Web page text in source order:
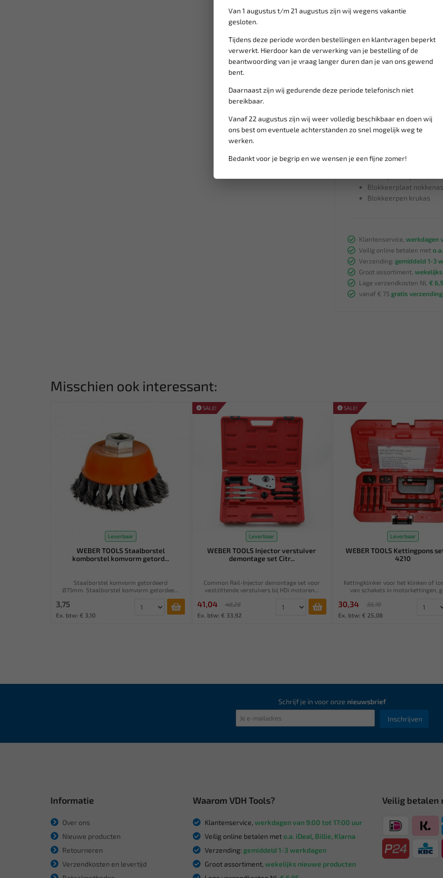
Van 1 augustus t/m 21 augustus zijn wij wegens vakantie
gesloten.
Tijdens deze periode worden bestellingen en klantvragen beperkt
verwerkt. Hierdoor kan de verwerking van je bestelling of de
beantwoording van je vraag langer duren dan je van ons gewend
bent.
Daarnaast zijn wij gedurende deze periode telefonisch niet
bereikbaar.
Vanaf 22 augustus zijn wij weer volledig beschikbaar en doen wij
ons best om eventuele achterstanden zo snel mogelijk weg te
werken.
Bedankt voor je begrip en we wensen je een fijne zomer!
1.4 LUJ - A14NEL
Aveo 1.2
L2Q - A12XEL
1.2 LDC - A12XER
1.4 LDD - A14XEL
Inhoud:
Gereedschap voor
Gereedschap voor
Kettingspannerpen 4
Blokkeerplaat nokkenas
Blokkeerpen krukas
Klantenservice, werkdagen
Veilig online betalen met
Verzending: gemiddeld 1-3
Groot assortiment,
Lage verzendkosten NL €
vanaf € 75 gratis verzending
Misschien ook interessant:
Leverbaar
WEBER TOOLS Staalborstel
komborstel komvorm getord...
Staalborstel komvorm getordeerd
Ø75mm. Staalborstel komvorm getordee...
3,75
Ex. btw: € 3,10
SALE!
Leverbaar
WEBER TOOLS Injector verstuiver
demontage set Citr...
Common Rail-Injector demontage set voor
vastzittende verstuivers bij HDi motoren...
41,04
48,28
Ex. btw: € 33,92
SALE!
Leverbaar
WEBER TOOLS Kettingpons
4210
Kettingklinker voor het klinken of
van schakels in motorkettingen,
30,34
35,70
Ex. btw: € 25,08
Schrijf je in voor onze nieuwsbrief
Inschrijven
Informatie
Over ons
Nieuwe producten
Retourneren
Verzendkosten en levertijd
Waarom VDH Tools?
Klantenservice, werkdagen van 9:00 tot 17:00 uur
Veilig online betalen meto.a. iDeal, Billie, Klarna
Verzending: gemiddeld 1-3 werkdagen
Groot assortiment, wekelijks nieuwe producten
Veilig betalen